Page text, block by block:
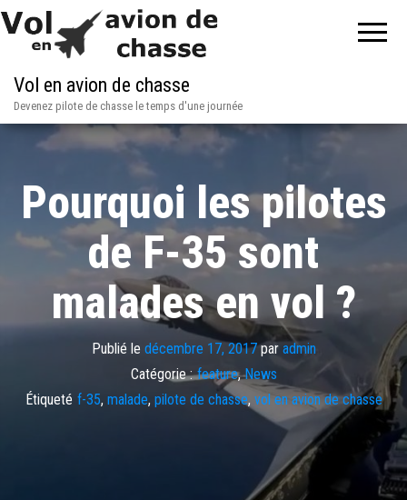
Vol en avion de chasse
Devenez pilote de chasse le temps d'une journée
Pourquoi les pilotes
de F-35 sont
malades en vol ?
Publié le décembre 17, 2017par admin
Catégorie : feature,News
Étiqueté f-35, malade, pilote de chasse, vol en avion de chasse